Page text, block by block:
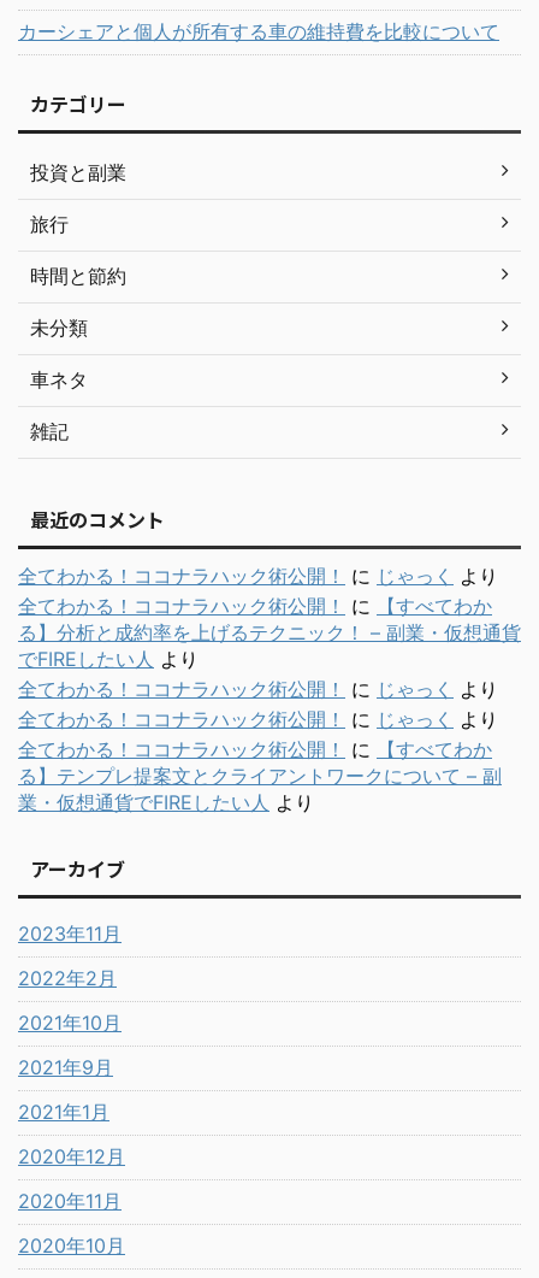
カーシェアと個人が所有する車の維持費を比較について
カテゴリー
投資と副業
旅行
時間と節約
未分類
車ネタ
雑記
最近のコメント
全てわかる！ココナラハック術公開！ に じゃっく
より
全てわかる！ココナラハック術公開！
に
【すべてわか
る】分析と成約率を上げるテクニック！ – 副業・仮想通貨
でFIREしたい人 より
全てわかる！ココナラハック術公開！
に じゃっく
より
全てわかる！ココナラハック術公開！
に じゃっく
より
全てわかる！ココナラハック術公開！
に
【すべてわか
る】テンプレ提案文とクライアントワークについて – 副
業・仮想通貨でFIREしたい人 より
アーカイブ
2023年11月
2022年2月
2021年10月
2021年9月
2021年1月
2020年12月
2020年11月
2020年10月